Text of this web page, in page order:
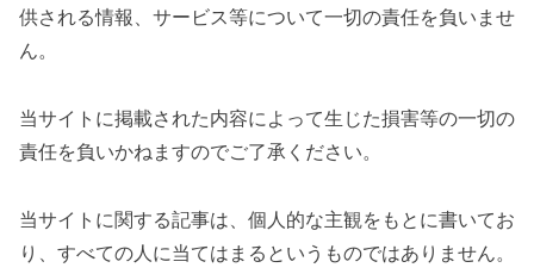
供される情報、サービス等について一切の責任を負いませ
ん。
当サイトに掲載された内容によって生じた損害等の一切の
責任を負いかねますのでご了承ください。
当サイトに関する記事は、個人的な主観をもとに書いてお
り、すべての人に当てはまるというものではありません。